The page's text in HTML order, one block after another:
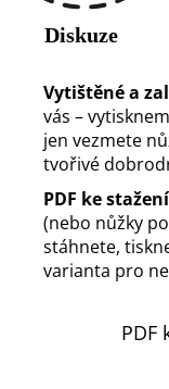
Diskuze
Vytištěné a
vás –
jen vezmete
tvořivé
PDF ke
(nebo nůžky
stáhnete,
varianta pro
PDF